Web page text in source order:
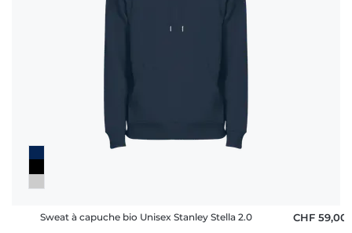
Sweat à capuche bio Unisex Stanley Stella 2.0 CHF 59,00